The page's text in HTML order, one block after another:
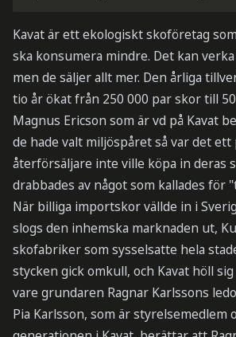
Kavat är ett ekologiskt skoföretag
ska konsumera mindre. Det kan
men de säljer allt mer. Den årliga
tio år ökat från 250 000 par skor till
Magnus Ericson som är vd på Kavat
de hade valt miljöspåret så var det
återförsäljare inte ville köpa in deras
drabbades av något som kallades för
När billiga importskor vällde in i
slogs den inhemska marknaden ut,
skofabriker som sysselsatte hela
stycken gick omkull, och Kavat höll
vare grundaren Ragnar Karlssons
Pia Karlsson, som är styrelsemedlem